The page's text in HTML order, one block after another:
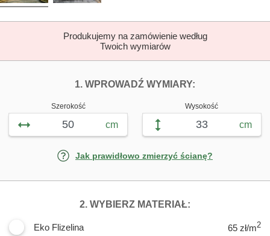
Produkujemy na zamówienie według
Twoich wymiarów
1. WPROWADŹ WYMIARY:
Szerokość
cm
Wysokość
cm
Jak prawidłowo zmierzyć ścianę?
2. WYBIERZ MATERIAŁ:
Eko Flizelina 65 zł/m2